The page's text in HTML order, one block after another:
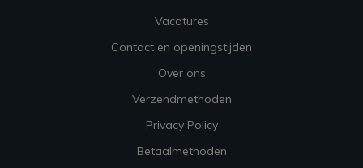
Vacatures
Contact en openingstijden
Over ons
Verzendmethoden
Privacy Policy
Betaalmethoden